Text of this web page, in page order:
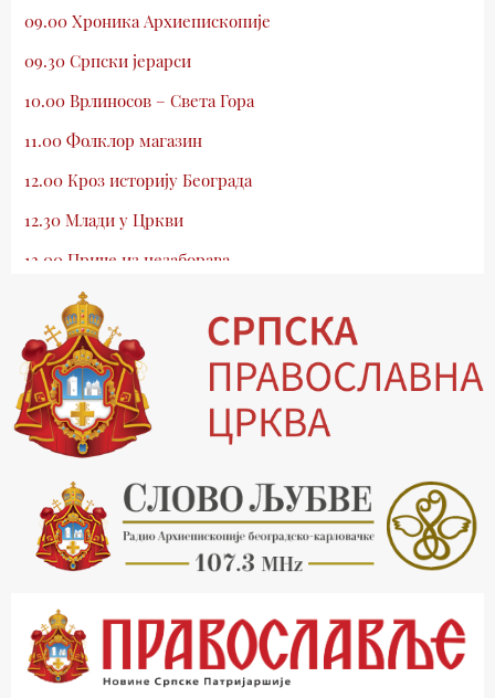
09.00 Хроника Архиепископије
09.30 Српски јерарси
10.00 Врлиносов – Света Гора
11.00 Фолклор магазин
12.00 Кроз историју Београда
12.30 Млади у Цркви
13.00 Приче из незаборава
13.30 Храм културе
14.00 Питања и одговори
15.03 Беседа Патријарха Порфирија
15.15 Молитве
15.30 Манастири на Косову и Метохији
16.03 Српска историјска читанка
16.30 Тврђаве Дунава
17.03 Бит – емисија Ненада Гугла
17.30 Приче из незаборава
18.03 Врлинослов